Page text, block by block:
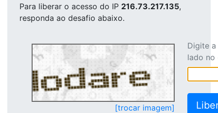
Para liberar o acesso do IP 216.73.217.135,
responda ao desafio abaixo.
[trocar imagem]
Digite
lado no